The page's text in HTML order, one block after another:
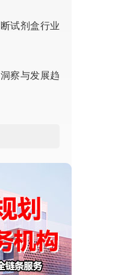
试剂盒行业
察与发展趋